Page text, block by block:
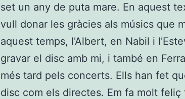
set un any de puta mare. En aquest
vull donar les gràcies als músics que
aquest temps, l'Albert, en Nabil i
gravar el disc amb mi, i també en
més tard pels concerts. Ells han fet
disc com els directes. Em fa molt feliç